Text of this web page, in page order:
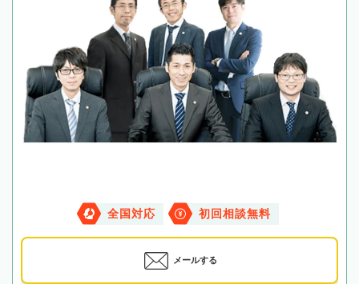
全国対応 初回相談無料
メールする